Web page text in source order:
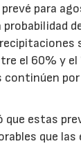
para
el 60% y el
por
que estas
que